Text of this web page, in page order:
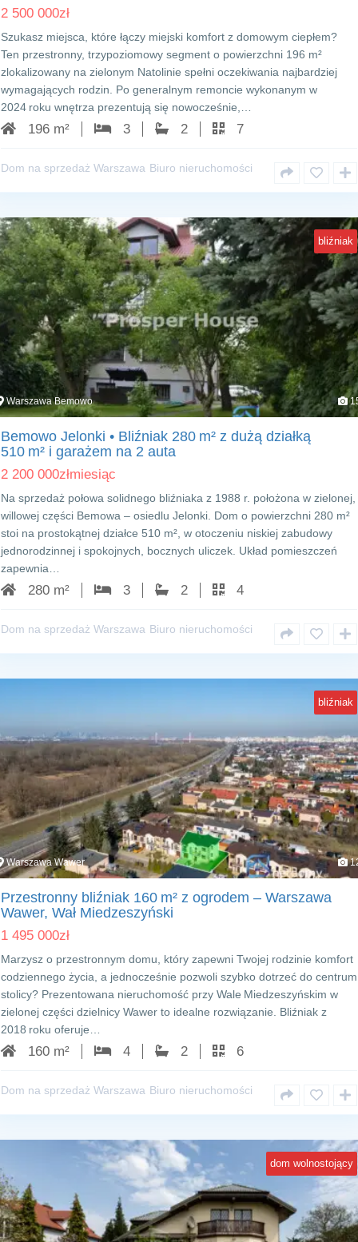
2 500 000zł
Szukasz miejsca, które łączy miejski komfort z domowym ciepłem?
Ten przestronny, trzypoziomowy segment o powierzchni 196 m²
zlokalizowany na zielonym Natolinie spełni oczekiwania najbardziej
wymagających rodzin. Po generalnym remoncie wykonanym w
2024 roku wnętrza prezentują się nowocześnie,…
196 m² 3 2 7
Dom na sprzedaż Warszawa Biuro nieruchomości
bliźniak
Warszawa Bemowo
Bemowo Jelonki • Bliźniak 280 m² z dużą działką
510 m² i garażem na 2 auta
2 200 000złmiesiąc
Na sprzedaż połowa solidnego bliźniaka z 1988 r. położona w zielonej,
willowej części Bemowa – osiedlu Jelonki. Dom o powierzchni 280 m²
stoi na prostokątnej działce 510 m², w otoczeniu niskiej zabudowy
jednorodzinnej i spokojnych, bocznych uliczek. Układ pomieszczeń
zapewnia…
280 m² 3 2 4
Dom na sprzedaż Warszawa Biuro nieruchomości
bliźniak
Warszawa Wawer
Przestronny bliźniak 160 m² z ogrodem – Warszawa
Wawer, Wał Miedzeszyński
1 495 000zł
Marzysz o przestronnym domu, który zapewni Twojej rodzinie komfort
codziennego życia, a jednocześnie pozwoli szybko dotrzeć do centrum
stolicy? Prezentowana nieruchomość przy Wale Miedzeszyńskim w
zielonej części dzielnicy Wawer to idealne rozwiązanie. Bliźniak z
2018 roku oferuje…
160 m² 4 2 6
Dom na sprzedaż Warszawa Biuro nieruchomości
dom wolnostojący